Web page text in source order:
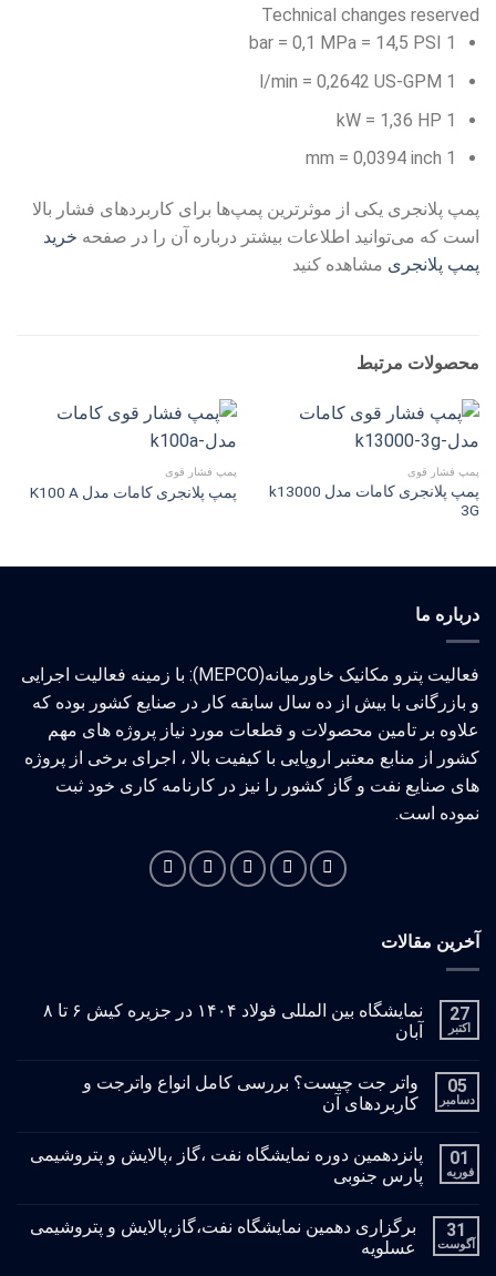
Technical changes reserved
1 bar = 0,1 MPa = 14,5 PSI
1 l/min = 0,2642 US-GPM
1 kW = 1,36 HP
1 mm = 0,0394 inch
پمپ پلانجری یکی از موثرترین پمپ‌ها برای کاربردهای فشار بالا
است که می‌توانید اطلاعات بیشتر درباره آن را در صفحه خرید
پمپ پلانجری مشاهده کنید
محصولات مرتبط
پمپ فشار قوی
پمپ پلانجری کامات مدل k13000
3G
پمپ فشار قوی
پمپ پلانجری کامات مدل K100 A
درباره ما
فعالیت پترو مکانیک خاورمیانه(MEPCO): با زمینه فعالیت اجرایی
و بازرگانی با بیش از ده سال سابقه کار در صنایع کشور بوده که
علاوه بر تامین محصولات و قطعات مورد نیاز پروژه های مهم
کشور از منابع معتبر اروپایی با کیفیت بالا ، اجرای برخی از پروژه
های صنایع نفت و گاز کشور را نیز در کارنامه کاری خود ثبت
نموده است.
آخرین مقالات
27
اکتبر
نمایشگاه بین المللی فولاد ۱۴۰۴ در جزیره کیش ۶ تا ۸
آبان
05
دسامبر
واتر جت چیست؟ بررسی کامل انواع واترجت و
کاربردهای آن
01
فوریه
پانزدهمین دوره نمایشگاه نفت ،گاز ،پالایش و پتروشیمی
پارس جنوبی
31
آگوست
برگزاری دهمین نمایشگاه نفت،گاز،پالایش و پتروشیمی
عسلویه